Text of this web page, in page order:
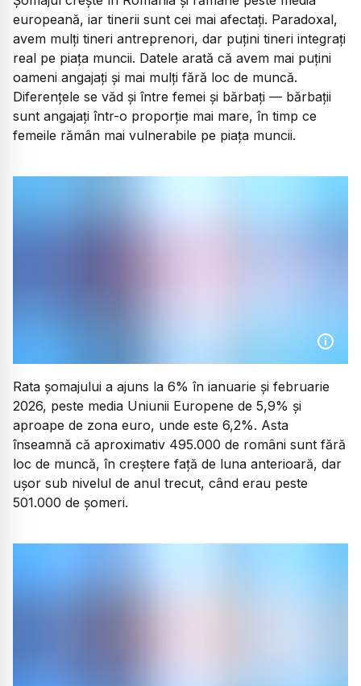
europeană, iar tinerii sunt cei mai afectați. Paradoxal,
avem mulți tineri antreprenori, dar puțini tineri integrați
real pe piața muncii. Datele arată că avem mai puțini
oameni angajați și mai mulți fără loc de muncă.
Diferențele se văd și între femei și bărbați — bărbații
sunt angajați într-o proporție mai mare, în timp ce
femeile rămân mai vulnerabile pe piața muncii.
Rata șomajului a ajuns la 6% în ianuarie și februarie
2026, peste media Uniunii Europene de 5,9% și
aproape de zona euro, unde este 6,2%. Asta
înseamnă că aproximativ 495.000 de români sunt fără
loc de muncă, în creștere față de luna anterioară, dar
ușor sub nivelul de anul trecut, când erau peste
501.000 de șomeri.